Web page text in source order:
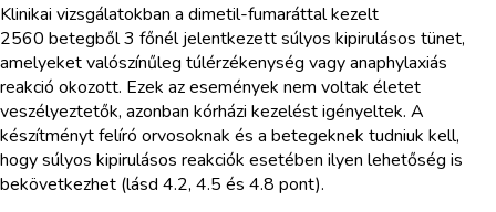
Klinikai vizsgálatokban a dimetil-fumaráttal kezelt
2560 betegből 3 főnél jelentkezett súlyos kipirulásos tünet,
amelyeket valószínűleg túlérzékenység vagy anaphylaxiás
reakció okozott. Ezek az események nem voltak életet
veszélyeztetők, azonban kórházi kezelést igényeltek. A
készítményt felíró orvosoknak és a betegeknek tudniuk kell,
hogy súlyos kipirulásos reakciók esetében ilyen lehetőség is
bekövetkezhet (lásd 4.2, 4.5 és 4.8 pont).